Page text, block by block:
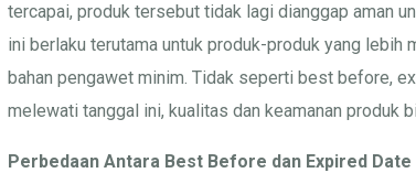
tercapai, produk tersebut tidak lagi dianggap aman
ini berlaku terutama untuk produk-produk yang lebih
bahan pengawet minim. Tidak seperti best before,
melewati tanggal ini, kualitas dan keamanan produk
Perbedaan Antara Best Before dan Expired Date